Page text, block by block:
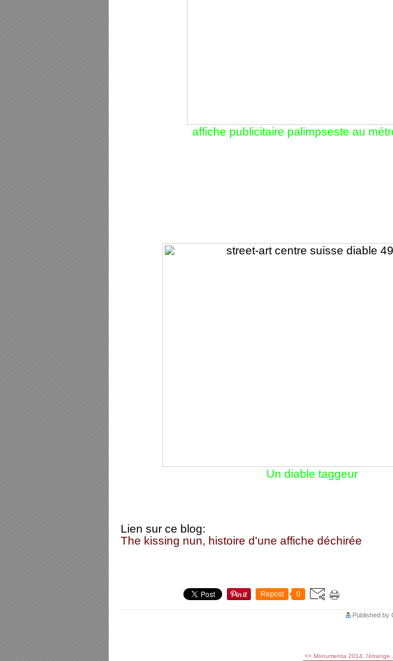
affiche publicitaire palimpseste au
Un diable taggeur
Lien sur ce blog:
The kissing nun, histoire d'une affiche déchirée
Repost 0
Published by
<< Monumenta 2014, l'étrange...